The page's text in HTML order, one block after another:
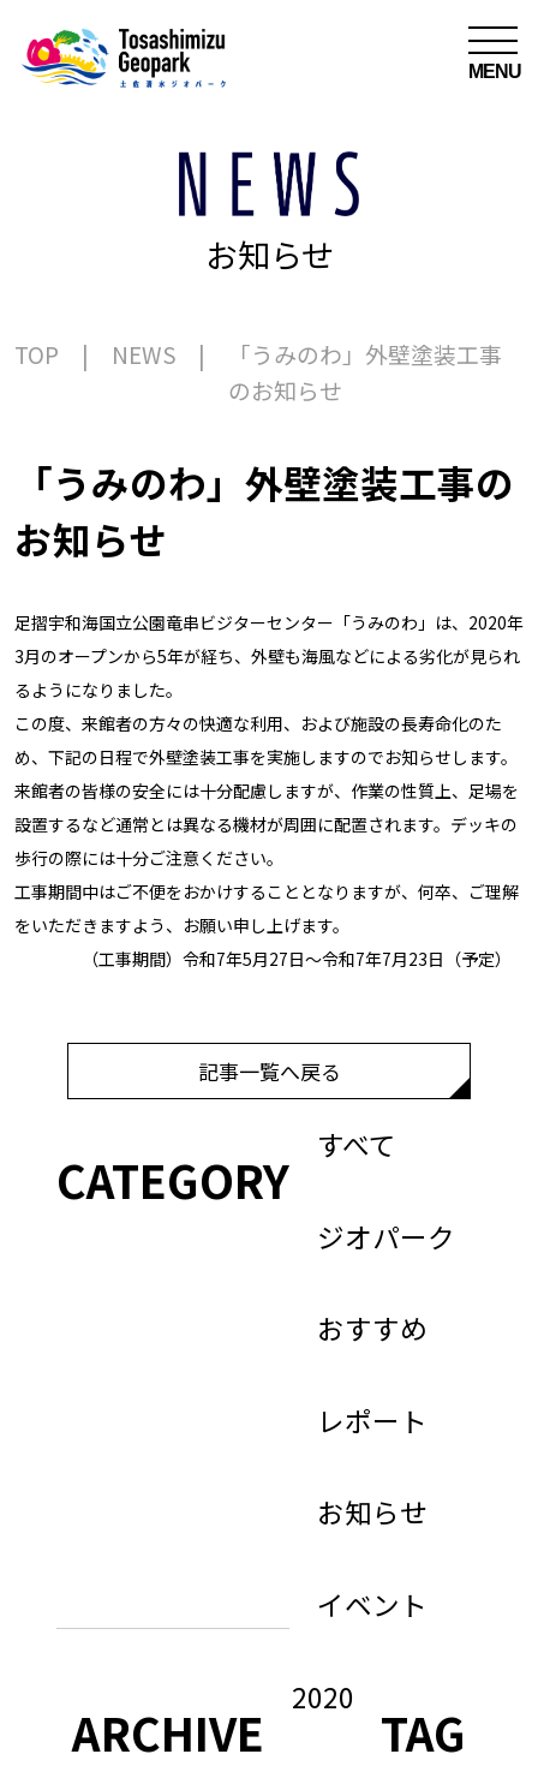
MENU
お知らせ
TOP NEWS
「うみのわ」外壁塗装工事
のお知らせ
「うみのわ」外壁塗装工事の
お知らせ
足摺宇和海国立公園竜串ビジターセンター「うみのわ」は、 2020年
3月のオープンから5年が経ち、 外壁も海風などによる劣化が見られ
るようになりました。
この度、来館者の方々の快適な利用、 および施設の長寿命化のた
め、 下記の日程で外壁塗装工事を実施しますのでお知らせします。
来館者の皆様の安全には十分配慮しますが、作業の性質上、 足場を
設置するなど通常とは異なる機材が周囲に配置されます。 デッキの
歩行の際には十分ご注意ください。
工事期間中はご不便をおかけすることとなりますが、何卒、 ご理解
をいただきますよう、お願い申し上げます。
（工事期間）令和7年5月27日～令和7年7月23日（予定）
記事一覧へ戻る
CATEGORY
すべて
ジオパーク
おすすめ
レポート
お知らせ
イベント
ARCHIVE
2020
TAG